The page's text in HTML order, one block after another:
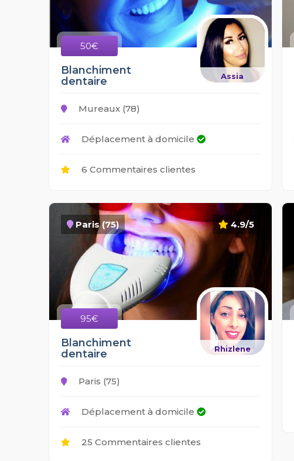
50€
Assia
Blanchiment
dentaire
Mureaux (78)
Déplacement à domicile
6 Commentaires clientes
4.9/5
Paris (75)
95€
Rhizlene
Blanchiment
dentaire
Paris (75)
Déplacement à domicile
25 Commentaires clientes